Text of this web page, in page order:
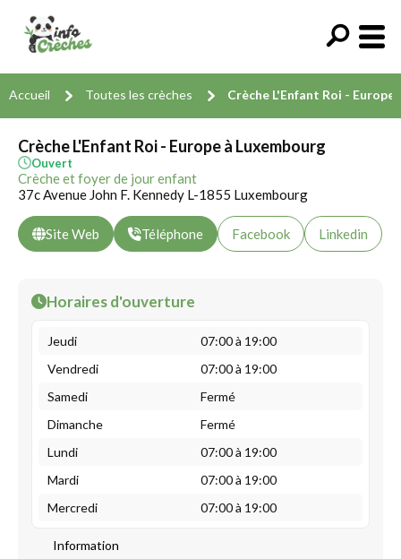
Accueil Toutes les crèches Crèche L'Enfant Roi - Europe
Crèche L'Enfant Roi - Europe à Luxembourg
Ouvert
Crèche et foyer de jour enfant
37c Avenue John F. Kennedy L-1855 Luxembourg
Site Web Téléphone Facebook Linkedin
Horaires d'ouverture
Jeudi
07:00 à 19:00
Vendredi
07:00 à 19:00
Samedi
Fermé
Dimanche
Fermé
Lundi
07:00 à 19:00
Mardi
07:00 à 19:00
Mercredi
07:00 à 19:00
Information